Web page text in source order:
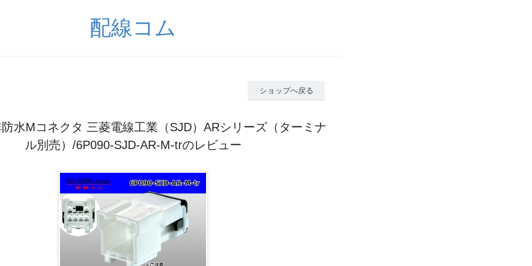
配線コム
ショップへ戻る
水Mコネクタ 三菱電線工業（SJD）ARシリーズ（ターミナ
ル別売）/6P090-SJD-AR-M-trのレビュー